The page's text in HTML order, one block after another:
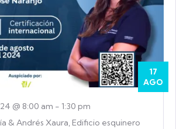
17
AGO
@ 8:00 am - 1:30 pm
& Andrés Xaura, Edificio esquinero